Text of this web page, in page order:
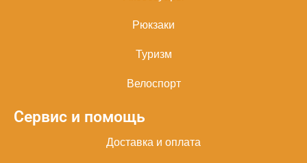
Рюкзаки
Туризм
Велоспорт
Сервис и помощь
Доставка и оплата